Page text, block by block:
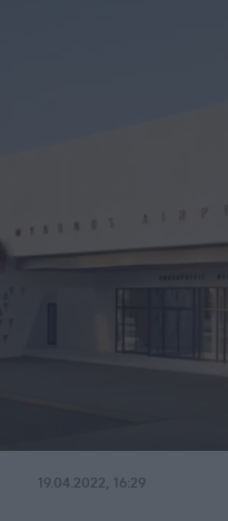
19.04.2022, 16:29